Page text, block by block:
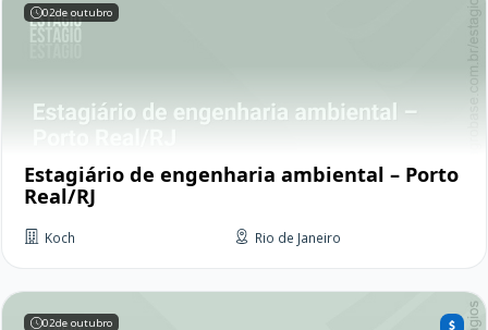
02de outubro
Estagiário de engenharia ambiental – Porto
Real/RJ
Koch Rio de Janeiro
02de outubro